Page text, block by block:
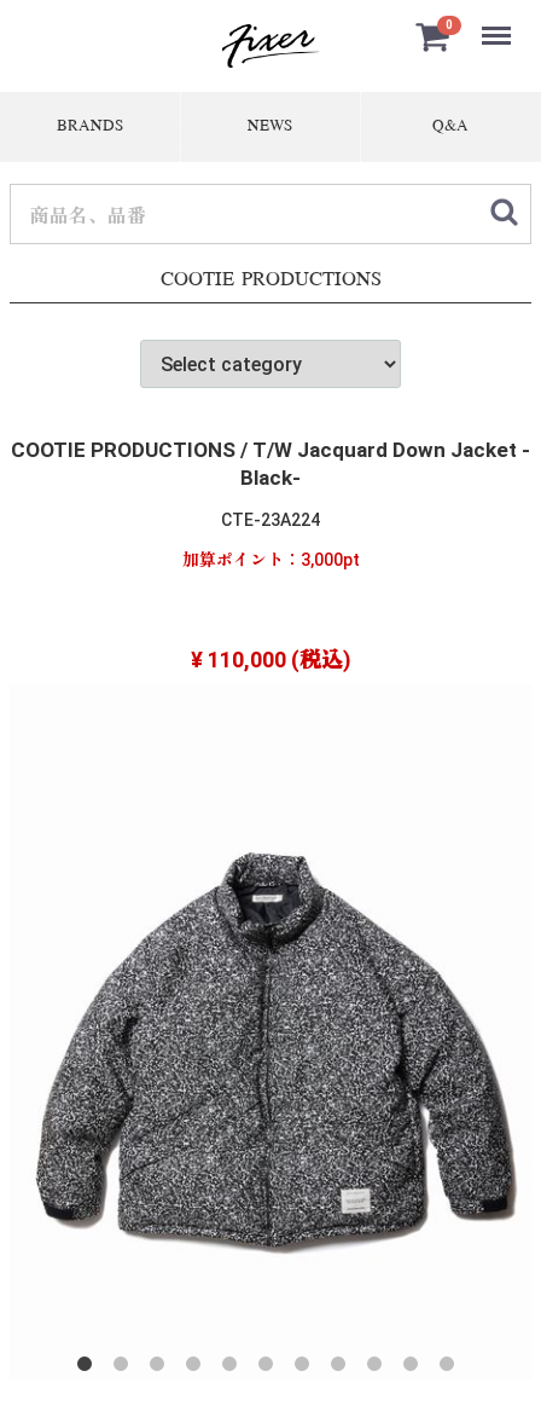
0 Menu
BRANDS NEWS Q&A
COOTIE PRODUCTIONS
COOTIE PRODUCTIONS / T/W Jacquard Down Jacket -
Black-
CTE-23A224
加算ポイント： 3,000pt
¥ 110,000(税込)